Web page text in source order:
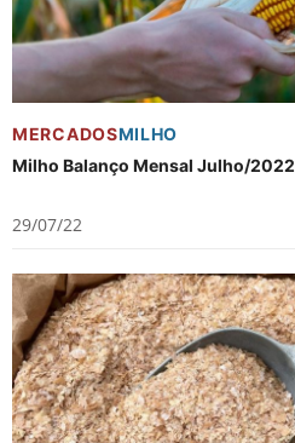
MERCADOSMILHO
Milho Balanço Mensal Julho/2022
29/07/22